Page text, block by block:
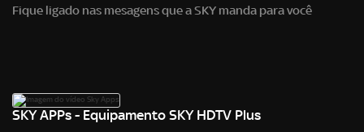
Fique ligado nas mesagens que a SKY manda para você
SKY APPs - Equipamento SKY HDTV Plus